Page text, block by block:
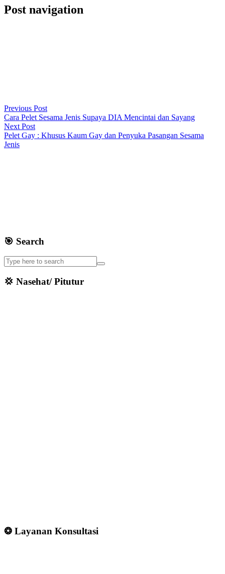
Post navigation
Previous Post
Cara Pelet Sesama Jenis Supaya DIA Mencintai dan Sayang
Next Post
Pelet Gay : Khusus Kaum Gay dan Penyuka Pasangan Sesama
Jenis
🎯 Search
💢 Nasehat/ Pitutur
❂ Layanan Konsultasi